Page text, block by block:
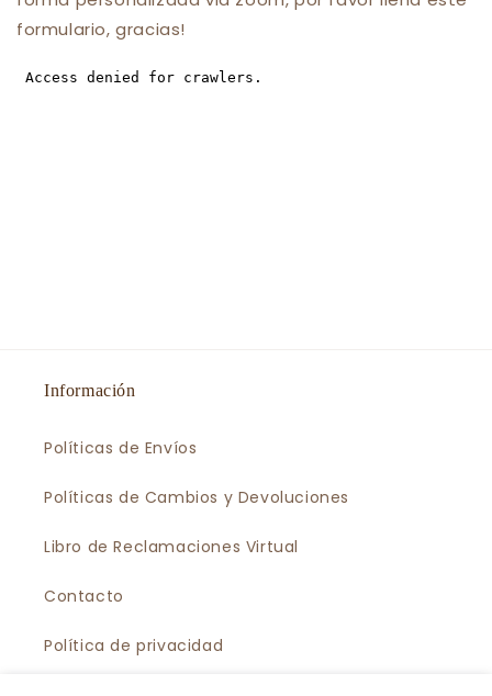
formulario, gracias!
Información
Políticas de Envíos
Políticas de Cambios y Devoluciones
Libro de Reclamaciones Virtual
Contacto
Política de privacidad